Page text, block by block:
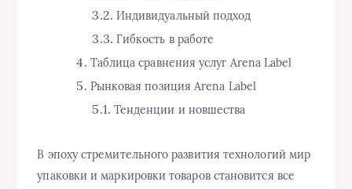
Индивидуальный подход
Гибкость в работе
Таблица сравнения услуг Arena Label
Рынковая позиция Arena Label
Тенденции и новшества
В эпоху стремительного развития технологий мир
упаковки и маркировки товаров становится все